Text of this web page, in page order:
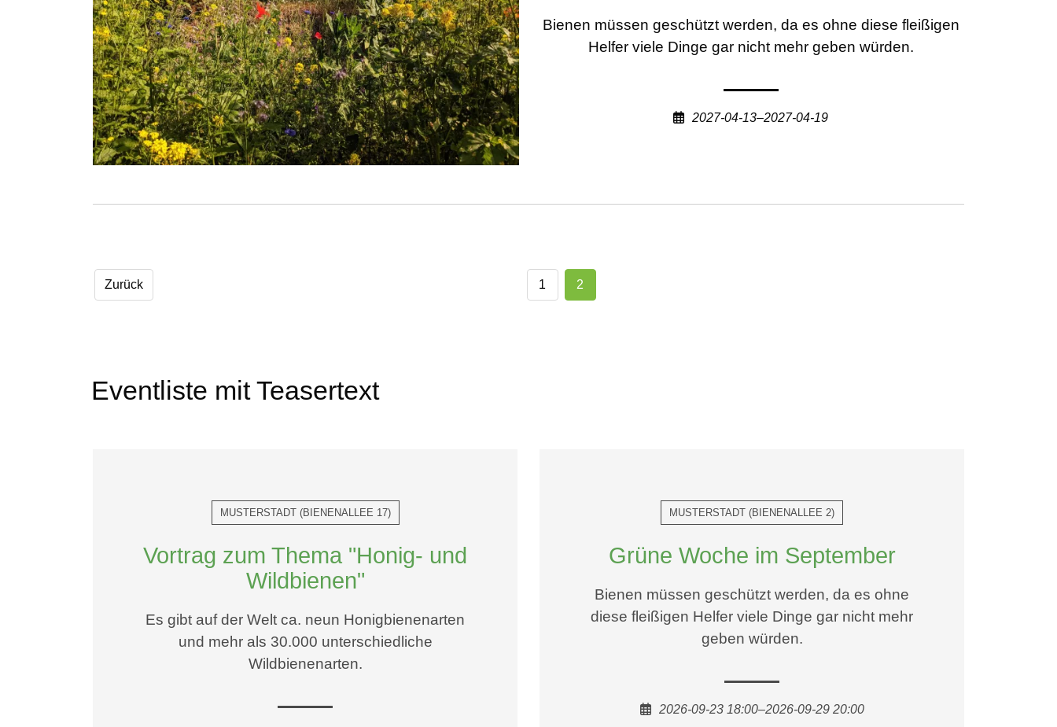
Bienen müssen geschützt werden, da es ohne diese fleißigen
Helfer viele Dinge gar nicht mehr geben würden.
2027-04-13–2027-04-19
Zurück 1 2
Eventliste mit Teasertext
MUSTERSTADT(BIENENALLEE 17)
Vortrag zum Thema "Honig- und
Wildbienen"
Es gibt auf der Welt ca. neun Honigbienenarten
und mehr als 30.000 unterschiedliche
Wildbienenarten.
MUSTERSTADT (BIENENALLEE 2)
Grüne Woche im September
Bienen müssen geschützt werden, da es ohne
diese fleißigen Helfer viele Dinge gar nicht mehr
geben würden.
2026-09-23 18:00–2026-09-29 20:00